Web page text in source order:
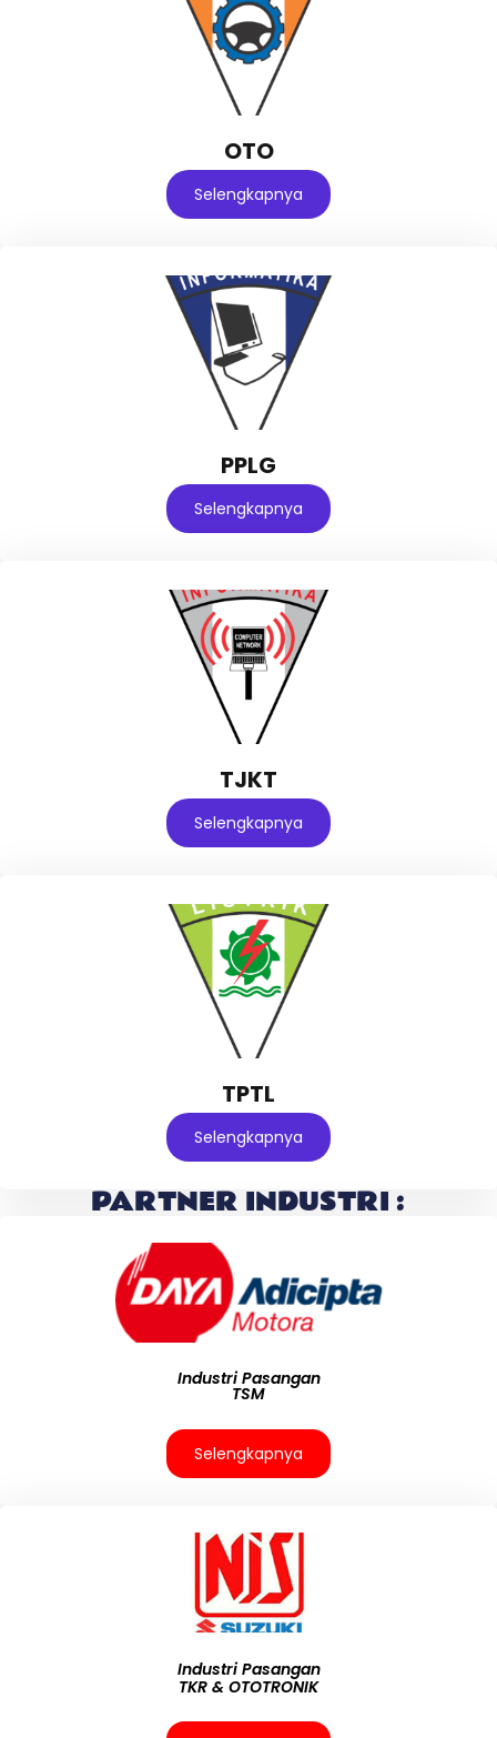
OTO
Selengkapnya
PPLG
Selengkapnya
TJKT
Selengkapnya
TPTL
Selengkapnya
PARTNER INDUSTRI :
Industri Pasangan
TSM
Selengkapnya
Industri Pasangan
TKR & OTOTRONIK